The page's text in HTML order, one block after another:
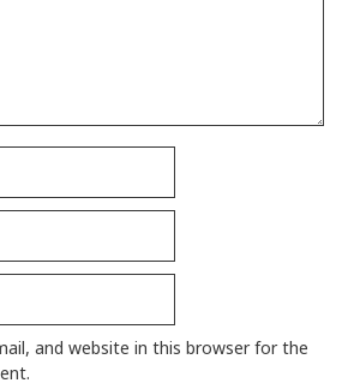
and website in this browser for the